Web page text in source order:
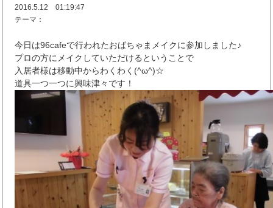
2016.5.12 01:19:47
テーマ：
今日は96cafeで行われたおばちゃまメイクに参加しました♪
プロの方にメイクしていただけるということで
入居者様は移動中からわくわく(^ω^)☆
道具一つ一つに興味津々です！